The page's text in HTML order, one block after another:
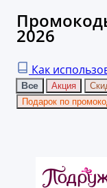
2026
Как
Все Акция
Подарок по